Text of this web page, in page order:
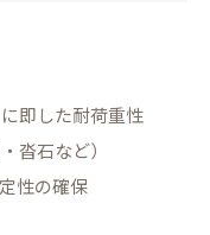
即した耐荷重性
沓石など）
性の確保